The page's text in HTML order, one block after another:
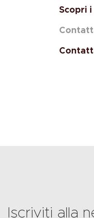
Scopri
Iscriviti alla